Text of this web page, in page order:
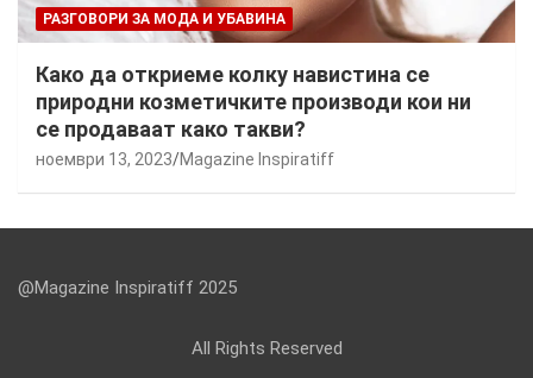
РАЗГОВОРИ ЗА МОДА И УБАВИНА
Како да откриеме колку навистина се
природни козметичките производи кои ни
се продаваат како такви?
ноември 13, 2023 Magazine Inspiratiff
@Magazine Inspiratiff 2025
All Rights Reserved